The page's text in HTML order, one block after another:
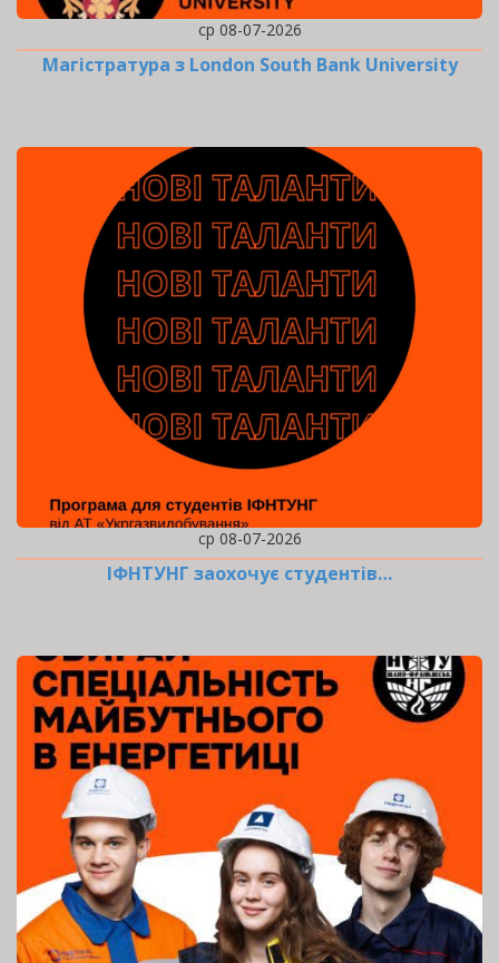
ср 08-07-2026
Магістратура з London South Bank University
ср 08-07-2026
ІФНТУНГ заохочує студентів…